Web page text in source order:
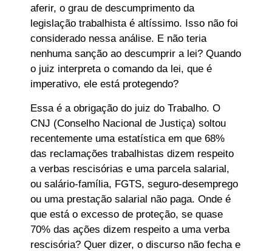
aferir, o grau de descumprimento da
legislação trabalhista é altíssimo. Isso não foi
considerado nessa análise. E não teria
nenhuma sanção ao descumprir a lei? Quando
o juiz interpreta o comando da lei, que é
imperativo, ele está protegendo?
Essa é a obrigação do juiz do Trabalho. O
CNJ (Conselho Nacional de Justiça) soltou
recentemente uma estatística em que 68%
das reclamações trabalhistas dizem respeito
a verbas rescisórias e uma parcela salarial,
ou salário-família, FGTS, seguro-desemprego
ou uma prestação salarial não paga. Onde é
que está o excesso de proteção, se quase
70% das ações dizem respeito a uma verba
rescisória? Quer dizer, o discurso não fecha e